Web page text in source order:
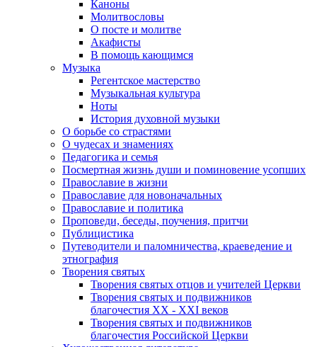
Каноны
Молитвословы
О посте и молитве
Акафисты
В помощь кающимся
Музыка
Регентское мастерство
Музыкальная культура
Ноты
История духовной музыки
О борьбе со страстями
О чудесах и знамениях
Педагогика и семья
Посмертная жизнь души и поминовение усопших
Православие в жизни
Православие для новоначальных
Православие и политика
Проповеди, беседы, поучения, притчи
Публицистика
Путеводители и паломничества, краеведение и
этнография
Творения святых
Творения святых отцов и учителей Церкви
Творения святых и подвижников
благочестия ХХ - ХХI веков
Творения святых и подвижников
благочестия Российской Церкви